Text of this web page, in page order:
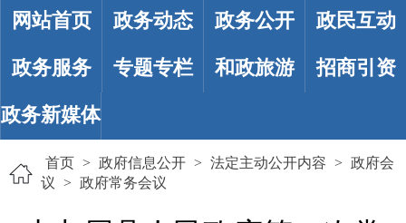
网站首页 政务动态 政务公开 政民互动
政务服务 专题专栏 和政旅游 招商引资
政务新媒体
首页 > 政府信息公开 > 法定主动公开内容 > 政府会
议 > 政府常务会议